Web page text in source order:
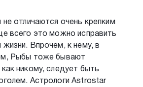
отличаются очень крепким
всего это можно исправить
Впрочем, к нему, в
Рыбы тоже бывают
никому, следует быть
Астрологи Astrostar